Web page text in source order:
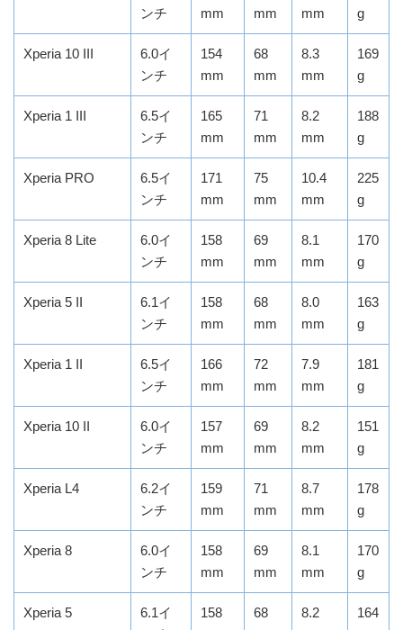
ンチ
mm
mm
mm
g
Xperia 10 III
6.0イ
ンチ
154
mm
68
mm
8.3
mm
169
g
Xperia 1 III
6.5イ
ンチ
165
mm
71
mm
8.2
mm
188
g
Xperia PRO
6.5イ
ンチ
171
mm
75
mm
10.4
mm
225
g
Xperia 8 Lite
6.0イ
ンチ
158
mm
69
mm
8.1
mm
170
g
Xperia 5 II
6.1イ
ンチ
158
mm
68
mm
8.0
mm
163
g
Xperia 1 II
6.5イ
ンチ
166
mm
72
mm
7.9
mm
181
g
Xperia 10 II
6.0イ
ンチ
157
mm
69
mm
8.2
mm
151
g
Xperia L4
6.2イ
ンチ
159
mm
71
mm
8.7
mm
178
g
Xperia 8
6.0イ
ンチ
158
mm
69
mm
8.1
mm
170
g
Xperia 5
6.1イ
158
68
8.2
164